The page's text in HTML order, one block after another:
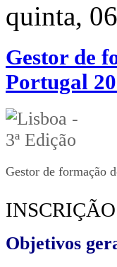
quinta,
Gestor de
Portugal
Gestor de formação
Objetivos